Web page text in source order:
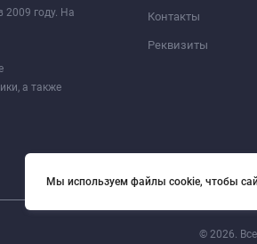
году. На
а также
Контакты
Реквизиты
© 2026.
Мы используем файлы cookie, чтобы